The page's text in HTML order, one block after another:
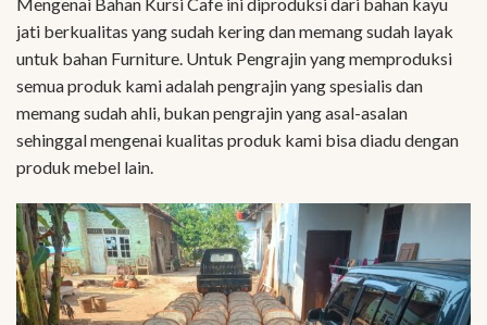
jati berkualitas yang sudah kering dan memang sudah layak
untuk bahan Furniture. Untuk Pengrajin yang memproduksi
semua produk kami adalah pengrajin yang spesialis dan
memang sudah ahli, bukan pengrajin yang asal-asalan
sehinggal mengenai kualitas produk kami bisa diadu dengan
produk mebel lain.